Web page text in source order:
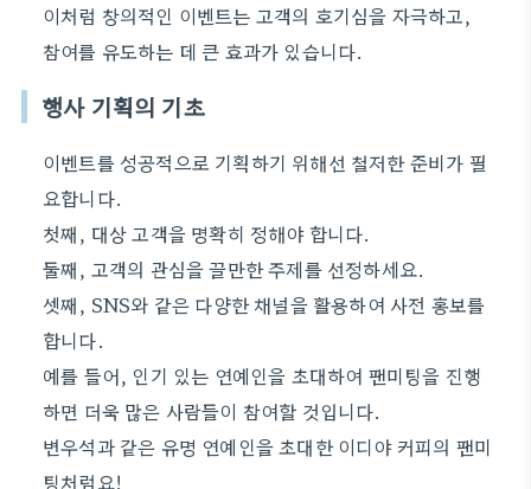
이처럼 창의적인 이벤트는 고객의 호기심을 자극하고,
참여를 유도하는 데 큰 효과가 있습니다.
행사 기획의 기초
이벤트를 성공적으로 기획하기 위해선 철저한 준비가 필
요합니다.
첫째, 대상 고객을 명확히 정해야 합니다.
둘째, 고객의 관심을 끌만한 주제를 선정하세요.
셋째, SNS와 같은 다양한 채널을 활용하여 사전 홍보를
합니다.
예를 들어, 인기 있는 연예인을 초대하여 팬미팅을 진행
하면 더욱 많은 사람들이 참여할 것입니다.
변우석과 같은 유명 연예인을 초대한 이디야 커피의 팬미
팅처럼요!